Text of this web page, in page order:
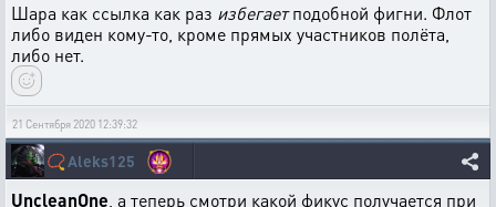
Шара как ссылка как раз избегаетподобной фигни. Флот
либо виден кому-то, кроме прямых участников полёта,
либо нет.
21 Сентября 2020 12:39:32
📿Aleks125
UncleanOne , а теперь смотри какой фикус получается при